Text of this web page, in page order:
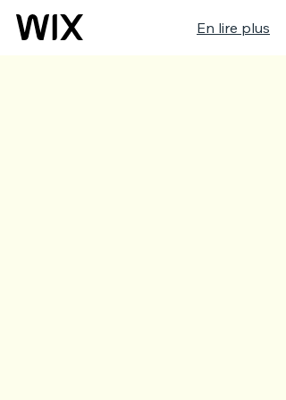
En lire plus